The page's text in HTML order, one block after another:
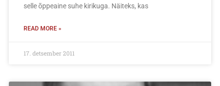
selle õppeaine suhe kirikuga. Näiteks, kas
READ MORE »
17. detsember 2011